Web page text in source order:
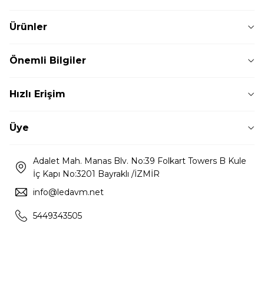
Ürünler
Önemli Bilgiler
Hızlı Erişim
Üye
Adalet Mah. Manas Blv. No:39 Folkart Towers B Kule
İç Kapı No:3201 Bayraklı /İZMİR
info@ledavm.net
5449343505